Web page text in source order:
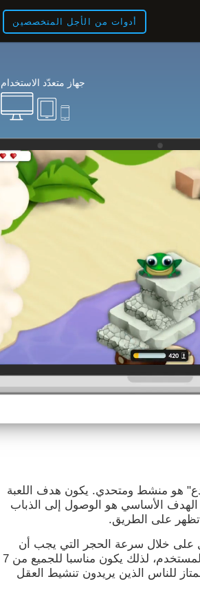
أدوات من الأجل المتخصصين
جهاز متعدّد الاستخدام
هو منشط ومتحدي. يكون هدف اللعبة
الأساسي هو الوصول إلى الذباب
تظهر على الطريق.
على خلال سرعة الحجر التي يجب أن
يقفز عليها الضفدع. تتكيّف اللعبة لمستوى المستخدم، لذلك يكون مناسبا للجميع من 7
للناس الذين يريدون تنشيط العقل